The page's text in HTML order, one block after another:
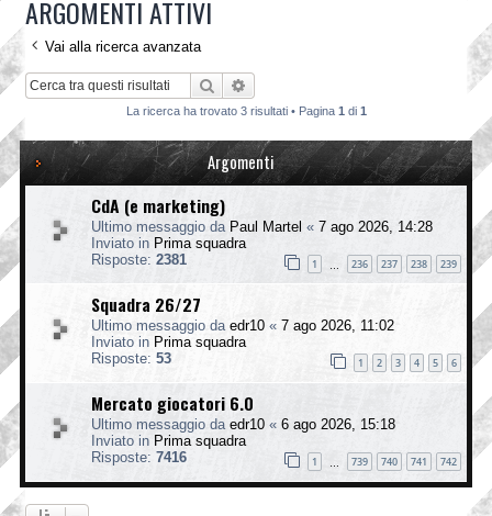
ARGOMENTI ATTIVI
Vai alla ricerca avanzata
Cerca
La ricerca ha trovato 3 risultati • Pagina 1 di 1
Argomenti
CdA (e marketing)
Ultimo messaggio da Paul Martel « 7 ago 2026, 14:28
Inviato in Prima squadra
Risposte: 2381 1 236 237 238 239
Squadra 26/27
Ultimo messaggio da edr10 « 7 ago 2026, 11:02
Inviato in Prima squadra
Risposte: 53 1 2 3 4 5 6
Mercato giocatori 6.0
Ultimo messaggio da edr10 « 6 ago 2026, 15:18
Inviato in Prima squadra
Risposte: 7416 1 739 740 741 742